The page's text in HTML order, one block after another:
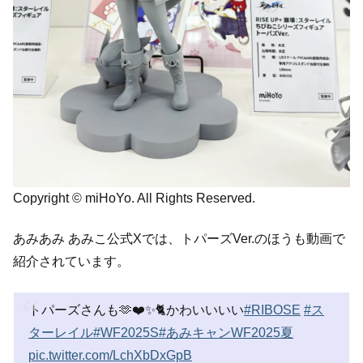
Copyright © miHoYo. All Rights Reserved.
あみあみ あみこ公式Xでは、トパーズVer.のほうも動画で
紹介されています。
トパーズさんも🫶❤️✨🐈かわいいいい#RIBOSE #ス
ターレイル#WF2025S#あみキャンWF2025夏
pic.twitter.com/LchXbDxGpB